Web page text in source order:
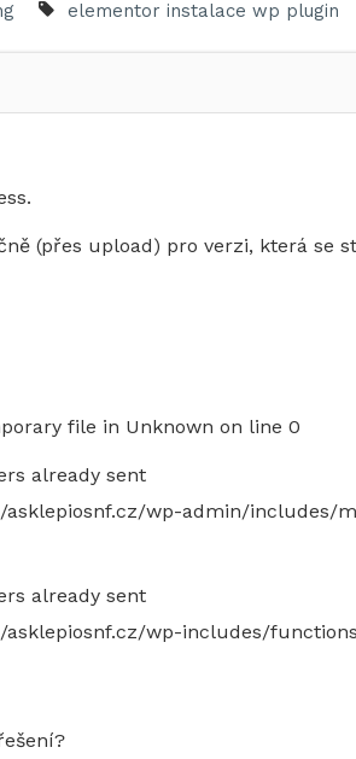
elementor instalace wp plugin
(přes upload) pro verzi, která se
file in Unknown on line 0
already sent
wp-admin/includes/
already sent
wp-includes/